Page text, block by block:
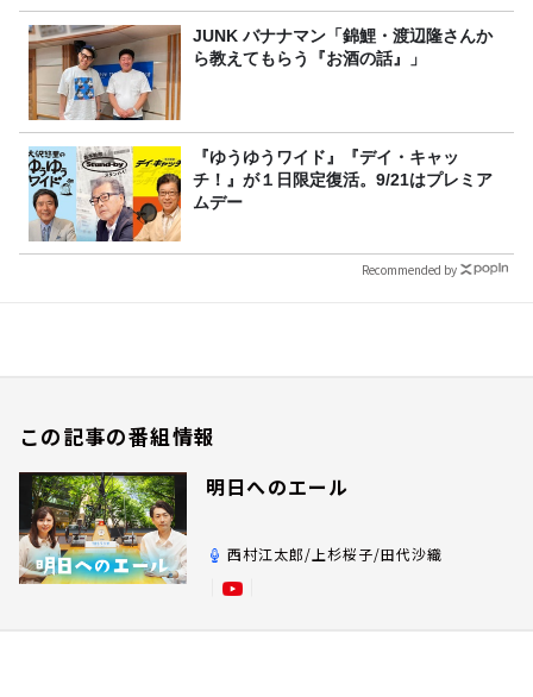
JUNK バナナマン「錦鯉・渡辺隆さんか
ら教えてもらう『お酒の話』」
『ゆうゆうワイド』『デイ・キャッ
チ！』が１日限定復活。9/21はプレミア
ムデー
Recommended by
この記事の番組情報
明日へのエール
西村江太郎/上杉桜子/田代沙織